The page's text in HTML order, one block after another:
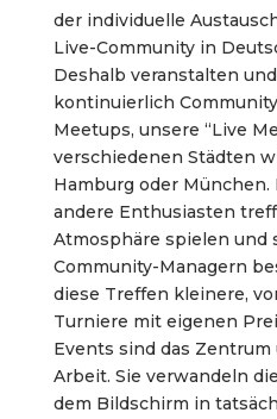
der individuelle
Live-Community in
Deshalb veranstalten
kontinuierlich
Meetups, unsere “Live
verschiedenen Städten
Hamburg oder
andere Enthusiasten
Atmosphäre spielen und
Community-Managern
diese Treffen kleinere,
Turniere mit eigenen
Events sind das
Arbeit. Sie verwandeln
dem Bildschirm in